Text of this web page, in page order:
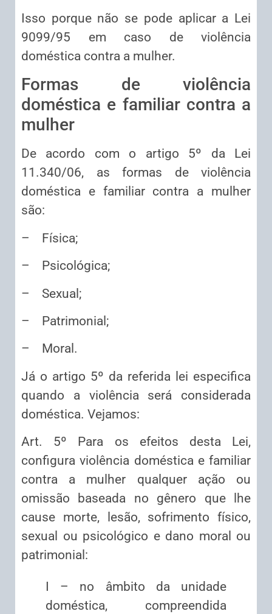
Isso porque não se pode aplicar a Lei
9099/95 em caso de violência
doméstica contra a mulher.
Formas de violência
doméstica e familiar contra a
mulher
De acordo com o artigo 5º da Lei
11.340/06, as formas de violência
doméstica e familiar contra a mulher
são:
– Física;
– Psicológica;
– Sexual;
– Patrimonial;
– Moral.
Já o artigo 5º da referida lei especifica
quando a violência será considerada
doméstica. Vejamos:
Art. 5º Para os efeitos desta Lei,
configura violência doméstica e familiar
contra a mulher qualquer ação ou
omissão baseada no gênero que lhe
cause morte, lesão, sofrimento físico,
sexual ou psicológico e dano moral ou
patrimonial:
I – no âmbito da unidade
doméstica, compreendida